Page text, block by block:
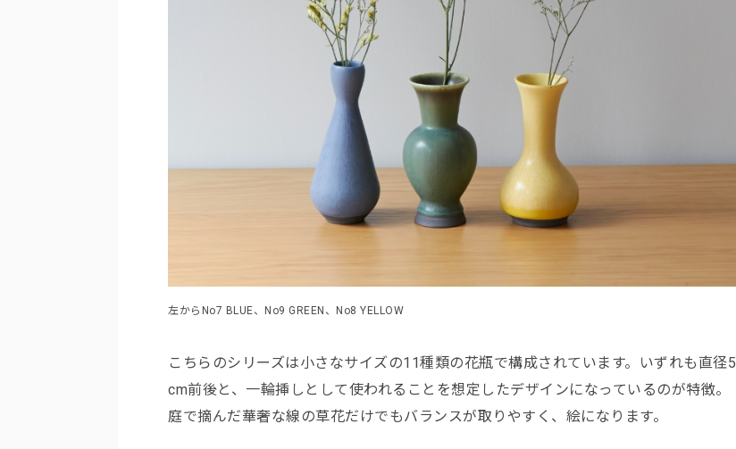
左からNo7 BLUE、No9 GREEN、No8 YELLOW
こちらのシリーズは小さなサイズの11種類の花瓶で構成されています。いずれも直径5
cm前後と、一輪挿しとして使われることを想定したデザインになっているのが特徴。
庭で摘んだ華奢な線の草花だけでもバランスが取りやすく、絵になります。